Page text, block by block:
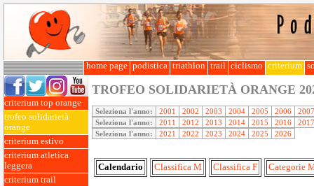
home page podistica triathlon trail ciclismo criterium
criterium top orange
trofeo solidarietà
orange
criterium estivo
criterium atletica
leggera
criterium trail
TROFEO SOLIDARIETÀ ORANGE
Seleziona l'anno: 2001 2002 2003 2004 2005 2006
2007
Seleziona l'anno:
2011 2012 2013 2014 2015 2016
2017
Seleziona l'anno:
2021 2022 2023 2024 2025 2026
Calendario Classifica M Classifica F Categorie